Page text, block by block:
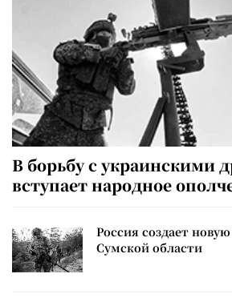
В борьбу с украинскими
вступает народное
Россия создает
Сумской области